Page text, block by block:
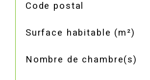
TRAD_SIROCCO_Caracteristique
Code postal
Surface habitable (m²)
Nombre de chambre(s)